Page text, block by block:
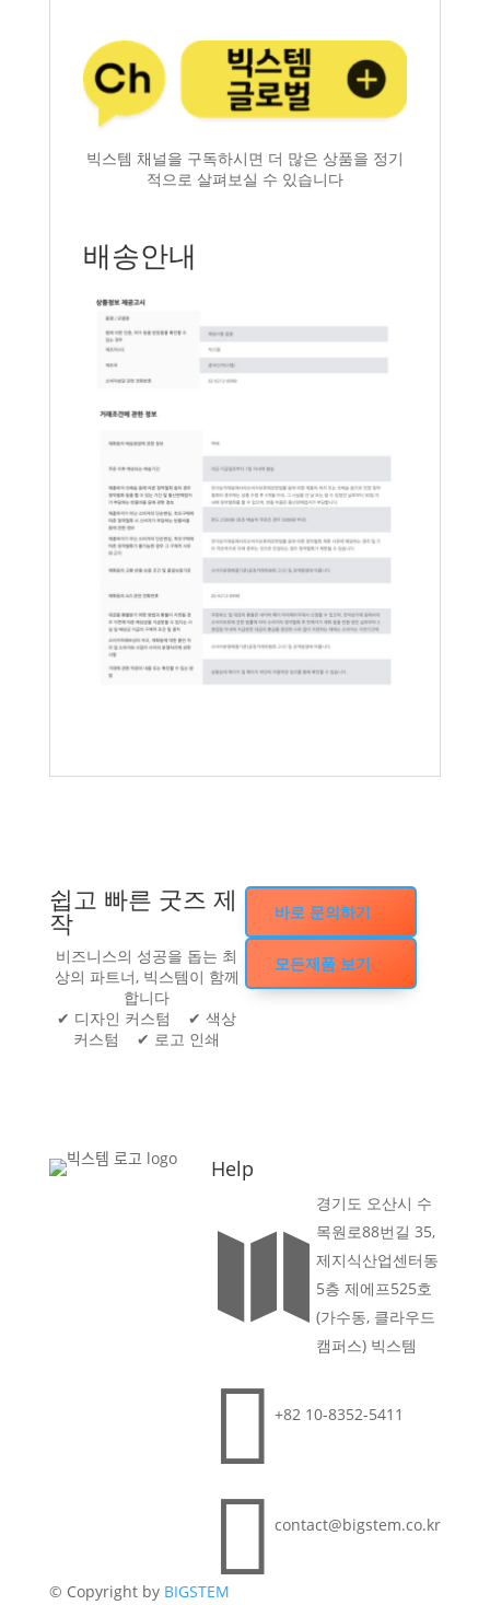
빅스템 채널을 구독하시면 더 많은 상품을 정기
적으로 살펴보실 수 있습니다
배송안내
쉽고 빠른 굿즈 제
작
비즈니스의 성공을 돕는 최
상의 파트너, 빅스템이 함께
합니다
✔ 디자인 커스텀 ✔ 색상
커스텀 ✔ 로고 인쇄
바로 문의하기
모든제품 보기
Help

경기도 오산시 수
목원로88번길 35,
제지식산업센터동
5층 제에프525호
(가수동, 클라우드
캠퍼스) 빅스템
+82 10-8352-5411
contact@bigstem.co.kr
© Copyright by BIGSTEM